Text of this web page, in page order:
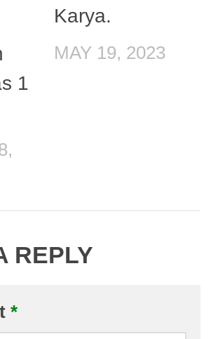
1
Karya.
MAY 19, 2023
REPLY
*